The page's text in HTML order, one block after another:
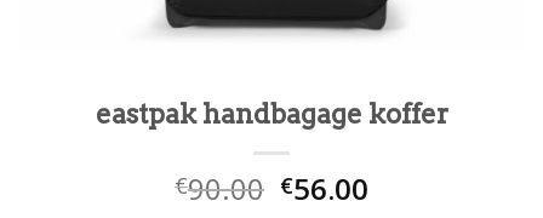
eastpak handbagage koffer
€90.00 €56.00